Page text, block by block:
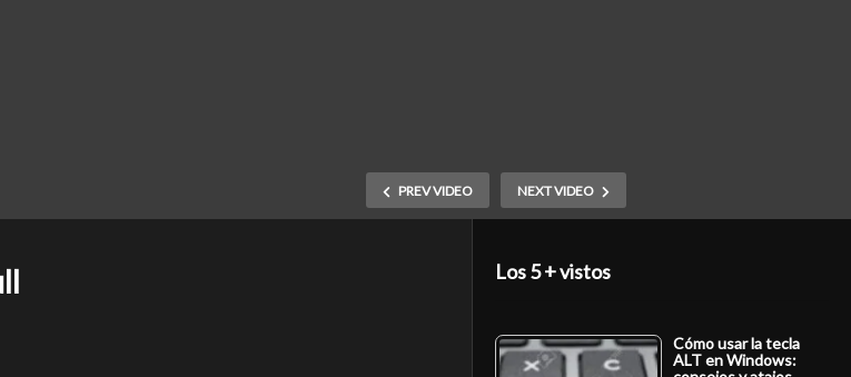
PREV VIDEO NEXT VIDEO
Los 5 + vistos
Cómo usar la tecla
ALT en Windows: